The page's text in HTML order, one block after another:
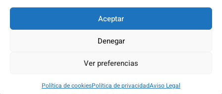
Aceptar
Denegar
Ver preferencias
Política de cookiesPolítica de privacidadAviso Legal
Desarrollado por: